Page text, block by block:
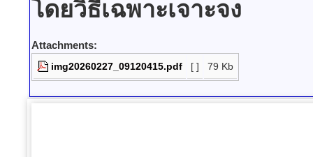
โดยวิธีเฉพาะเจาะจง
Attachments:
img20260227_09120415.pdf [ ] 79 Kb